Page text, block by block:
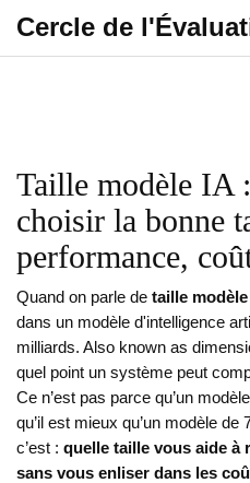
Cercle de
Taille modèle IA
choisir la bonne
performance,
Quand on parle de taille modèle
dans un modèle d'intelligence
milliards. Also known as
quel point un système peut
Ce n’est pas parce qu’un
qu’il est mieux qu’un modèle
c’est : quelle taille vous aide à
sans vous enliser dans les